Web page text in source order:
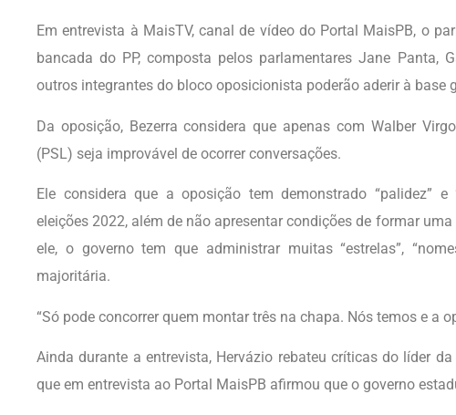
Em entrevista à MaisTV, canal de vídeo do Portal MaisPB, o
bancada do PP, composta pelos parlamentares Jane Panta,
outros integrantes do bloco oposicionista poderão aderir à base
Da oposição, Bezerra considera que apenas com Walber
(PSL) seja improvável de ocorrer conversações.
Ele considera que a oposição tem demonstrado “palidez”
eleições 2022, além de não apresentar condições de formar
ele, o governo tem que administrar muitas “estrelas”,
majoritária.
“Só pode concorrer quem montar três na chapa. Nós temos e a
Ainda durante a entrevista, Hervázio rebateu críticas do líder
que em entrevista ao Portal MaisPB afirmou que o governo